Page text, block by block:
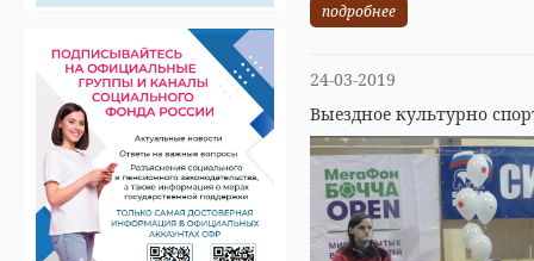
подробнее
24-03-2019
Выездное культурно